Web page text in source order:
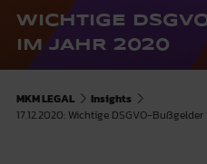
WICHTIGE
M JAHR 2020
MKM LEGAL
Insights
17.12.2020: Wichtige DSGVO-